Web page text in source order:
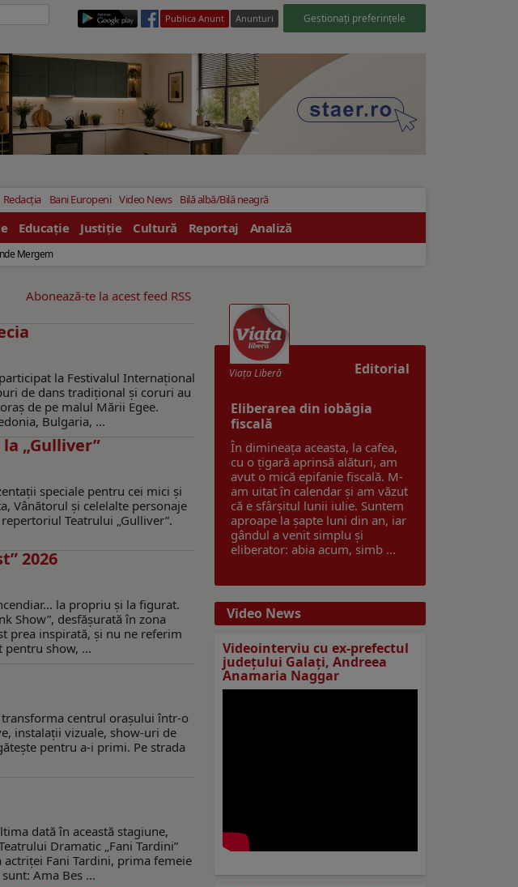
Publica Anunt Anunturi Gestionați preferințele
Redacția Bani Europeni Video News Bilă albă/Bilă neagră
Educație Justiție Cultură Reportaj Analiză
Mergem
Abonează-te la acest feed RSS
la Festivalul Internațional
de dans tradițional și coruri au
de pe malul Mării Egee.
Bulgaria, ...
„Gulliver”
speciale pentru cei mici și
Vânătorul şi celelalte personaje
Teatrului „Gulliver”.
2026
la propriu și la figurat.
Show”, desfăşurată în zona
prea inspirată, și nu ne referim
show, ...
transforma centrul orașului într-o
instalații vizuale, show-uri de
pentru a-i primi. Pe strada
dată în această stagiune,
Dramatic „Fani Tardini”
actriței Fani Tardini, prima femeie
Ama Bes ...
Editorial
Viaţa Liberă
Eliberarea din iobăgia
fiscală
În dimineața aceasta, la cafea,
cu o țigară aprinsă alături, am
avut o mică epifanie fiscală. M-
am uitat în calendar și am văzut
că e sfârșitul lunii iulie. Suntem
aproape la șapte luni din an, iar
gândul a venit simplu și
eliberator: abia acum, simb ...
Video News
Videointerviu cu ex-prefectul
judeţului Galaţi, Andreea
Anamaria Naggar